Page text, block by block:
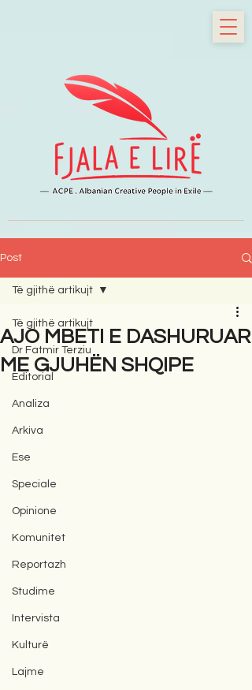
Post
Të gjithë artikujt
Dr Fatmir Terziu
Editorial
Analiza
Arkiva
Ese
Speciale
Opinione
Komunitet
Reportazh
Studime
Intervista
Kulturë
Lajme
Të gjithë artikujt
AJO MBETI E DASHURUAR
ME GJUHËN SHQIPE